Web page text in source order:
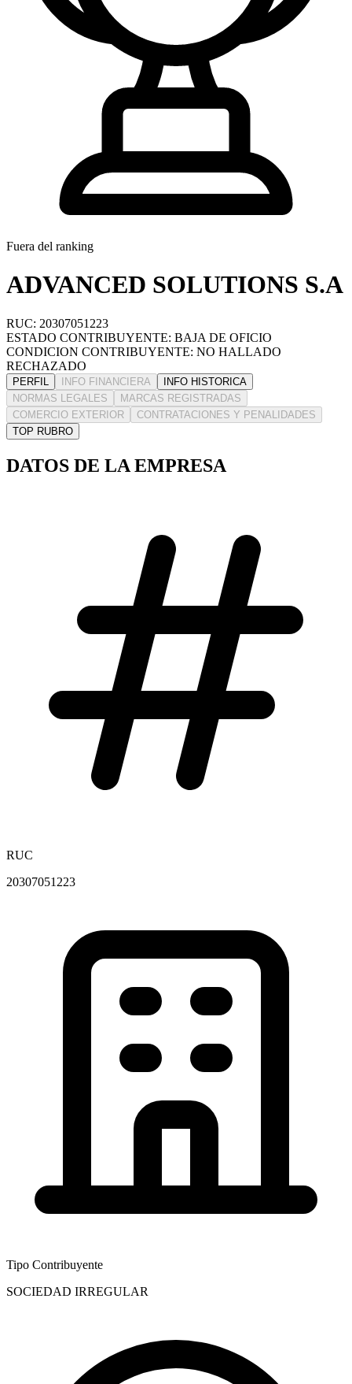
Fuera del ranking
ADVANCED SOLUTIONS S.A
RUC: 20307051223
ESTADO CONTRIBUYENTE: BAJA DE OFICIO
CONDICION CONTRIBUYENTE: NO HALLADO
RECHAZADO
PERFIL INFO FINANCIERA
INFO HISTORICA
NORMAS LEGALES
MARCAS REGISTRADAS
COMERCIO EXTERIOR
CONTRATACIONES Y PENALIDADES
TOP RUBRO
DATOS DE LA EMPRESA
RUC
20307051223
Tipo Contribuyente
SOCIEDAD IRREGULAR